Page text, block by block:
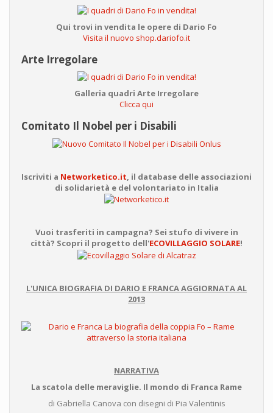
Qui trovi in vendita le opere di Dario Fo
Visita il nuovo shop.dariofo.it
Arte Irregolare
Galleria quadri Arte Irregolare
Clicca qui
Comitato Il Nobel per i Disabili
Iscriviti a Networketico.it , il database delle associazioni
di solidarietà e del volontariato in Italia
Vuoi trasferiti in campagna? Sei stufo di vivere in
città? Scopri il progetto dell'ECOVILLAGGIO SOLARE!
L'UNICA BIOGRAFIA DI DARIO E FRANCA AGGIORNATA AL
2013
NARRATIVA
La scatola delle meraviglie. Il mondo di Franca Rame
di Gabriella Canova con disegni di Pia Valentinis